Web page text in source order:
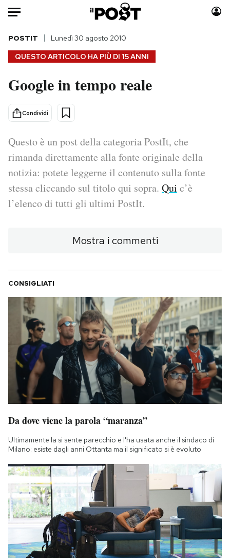
Auto
HOME
Italia
Politica
Internet
Scienza
Cultura
Economia
Sport
Moda
Ok Boomer!
Media
Europa
Altrecose
Mondiali calcio 2026
NEWSLETTER
I MIEI PREFERITI
SHOP
CALENDARIO
AREA PERSONALE
Area Personale
Newsletter
Notifiche mobile
Regala il Post
Hai bisogno di aiuto?
Esci
QUESTO ARTICOLO HA PIÙ DI 15 ANNI
POSTIT Lunedì 30 agosto 2010
Google in tempo reale
Condividi
Questo è un post della categoria PostIt, che
rimanda direttamente alla fonte originale della
notizia: potete leggerne il contenuto sulla fonte
stessa cliccando sul titolo qui sopra. Qui c’è
l’elenco di tutti gli ultimi PostIt.
Mostra i commenti
CONSIGLIATI
Da dove viene la parola “maranza”
Ultimamente la si sente parecchio e l'ha usata anche il sindaco di
Milano: esiste dagli anni Ottanta ma il significato si è evoluto